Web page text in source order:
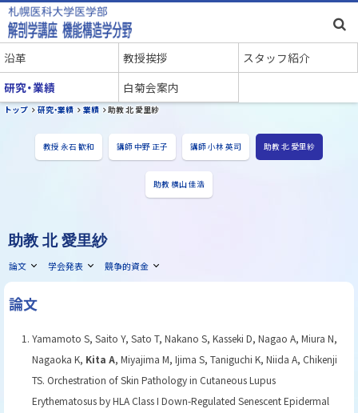
本
文
へ
メ
ニ
札幌医科大学医学部 解剖学講座 機
能構造学分野
メ
ニ
沿革 教授挨拶
スタッフ紹介
研究・業績
白菊会案内
現トップ 研究・業績 業績 助教 北 愛里紗
教授 永石 歓和 講師 中野 正子 講師 小林 英司 助教 北 愛里紗
助教 横山 佳浩
助教 北 愛里紗
ペ
ジ
論文 学会発表 競争的資金
論文
Yamamoto S, Saito Y, Sato T, Nakano S, Kasseki D, Nagao A, Miura N,
Nagaoka K, Kita A, Miyajima M, Ijima S, Taniguchi K, Niida A, Chikenji
TS. Orchestration of Skin Pathology in Cutaneous Lupus
Erythematosus by HLA Class I Down-Regulated Senescent Epidermal